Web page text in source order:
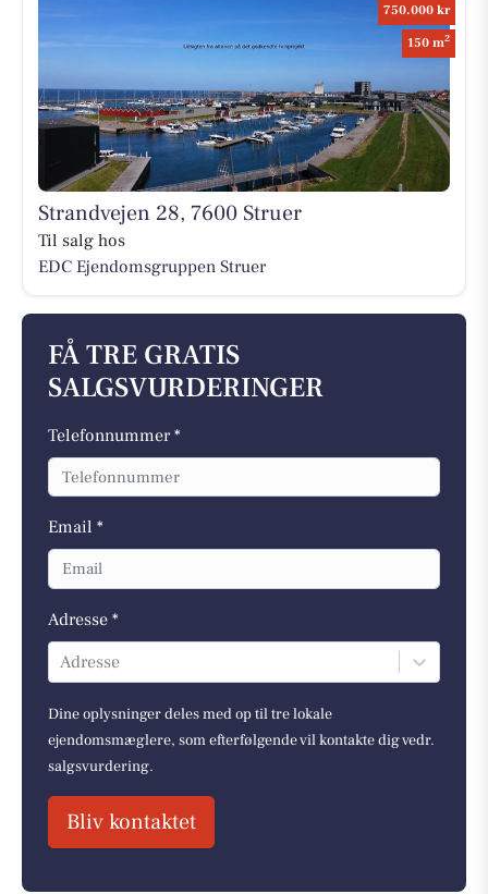
750.000 kr
150 m2
Strandvejen 28, 7600 Struer
Til salg hos
EDC Ejen­doms­grup­pen Struer
FÅ TRE GRATIS
SALGSVURDERINGER
Telefonnummer *
Email *
Adresse *
Adresse
Dine oplysninger deles med op til tre lokale
ejendomsmæglere, som efterfølgende vil kontakte dig vedr.
salgsvurdering.
Bliv kontaktet